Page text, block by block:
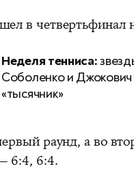
в четвертьфинал
Неделя тенниса:
Соболенко и
«тысячник»
раунд, а во
6:4, 6:4.